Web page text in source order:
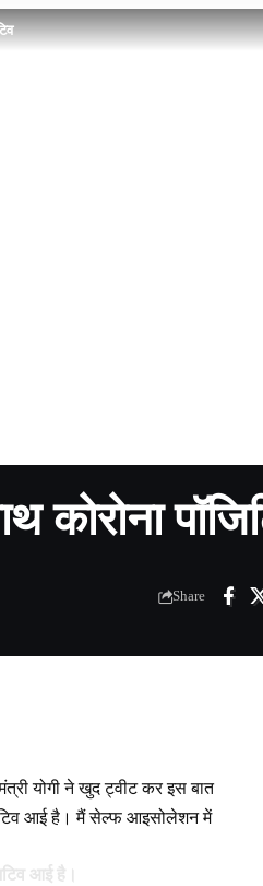
कोरोना
Share
योगी ने खुद ट्वीट कर इस बात
आई है। मैं सेल्फ आइसोलेशन में
आई है।